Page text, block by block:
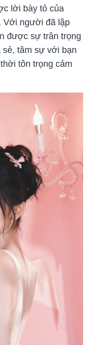
lời bày tỏ của
Với người đã lập
được sự trân trọng
tâm sự với bạn
tôn trọng cảm